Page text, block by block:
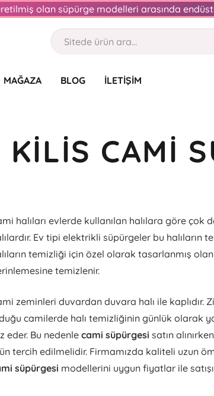
olan süpürge modelleri arasında
MAĞAZA BLOG İLETIŞIM
KILIS CAMI
halıları evlerde kullanılan halılara göre çok
Ev tipi elektrikli süpürgeler bu halıların
temizliği için özel olarak tasarlanmış
temizlenir.
zeminleri duvardan duvara halı ile
camilerde halı temizliğinin günlük olarak
eder. Bu nedenlecami süpürgesi satın
tercih edilmelidir. Firmamızda kaliteli uzun
süpürgesi modellerini uygun fiyatlar ile